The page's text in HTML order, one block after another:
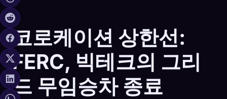
코로케이션 상한선:
FERC, 빅테크의 그리
드 무임승차 종료